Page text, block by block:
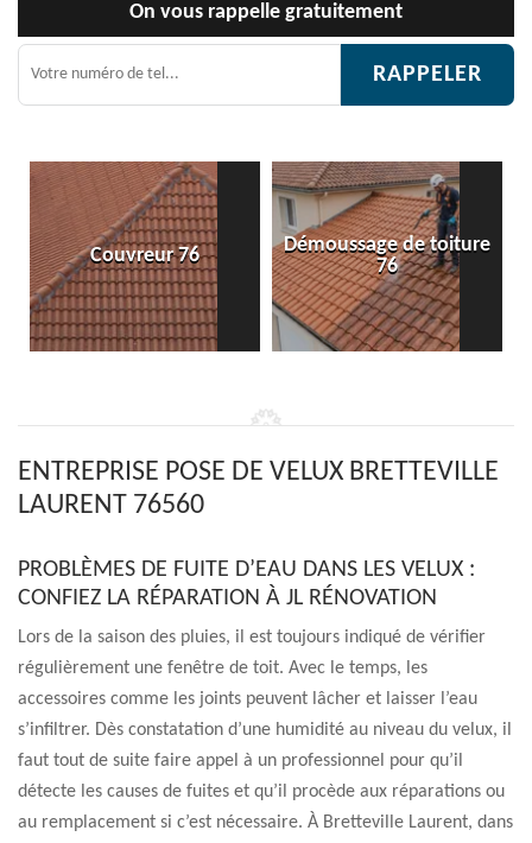
On vous rappelle gratuitement
Démoussage de toiture
76
Etanchéité toiture
ENTREPRISE POSE DE VELUX BRETTEVILLE
LAURENT 76560
PROBLÈMES DE FUITE D’EAU DANS LES VELUX :
CONFIEZ LA RÉPARATION À JL RÉNOVATION
Lors de la saison des pluies, il est toujours indiqué de vérifier
régulièrement une fenêtre de toit. Avec le temps, les
accessoires comme les joints peuvent lâcher et laisser l’eau
s’infiltrer. Dès constatation d’une humidité au niveau du velux, il
faut tout de suite faire appel à un professionnel pour qu’il
détecte les causes de fuites et qu’il procède aux réparations ou
au remplacement si c’est nécessaire. À Bretteville Laurent, dans